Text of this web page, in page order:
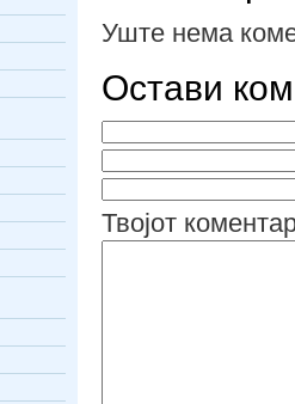
Уште нема
Остави
Твојот